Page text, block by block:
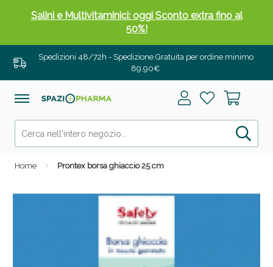
Spedizioni 48/72h - Spedizione Gratuita per ordine minimo
89,90€
Home Prontex borsa ghiaccio 25 cm
Salini e Multivitaminici: oggi Sconto extra fino al
50%!
Anticellulite e Fanghi: Sconto fino al 40% valido
oggi!